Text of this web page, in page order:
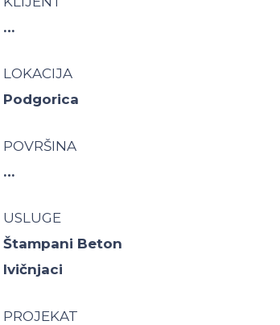
…
LOKACIJA
Podgorica
POVRŠINA
…
USLUGE
Štampani Beton
Ivičnjaci
PROJEKAT